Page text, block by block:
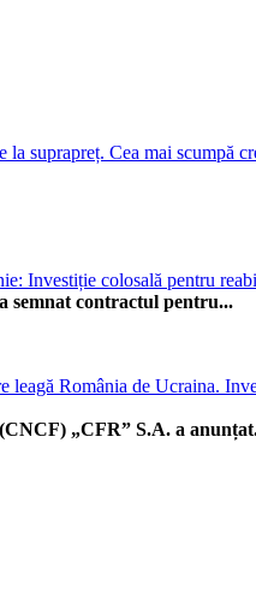
suprapreț. Cea mai scumpă
Investiție colosală pentru
semnat contractul pentru...
leagă România de Ucraina.
„CFR” S.A. a